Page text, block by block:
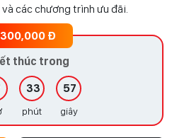
các chương trình ưu đãi.
300,000 Đ
thúc trong
33
phút
56
giây